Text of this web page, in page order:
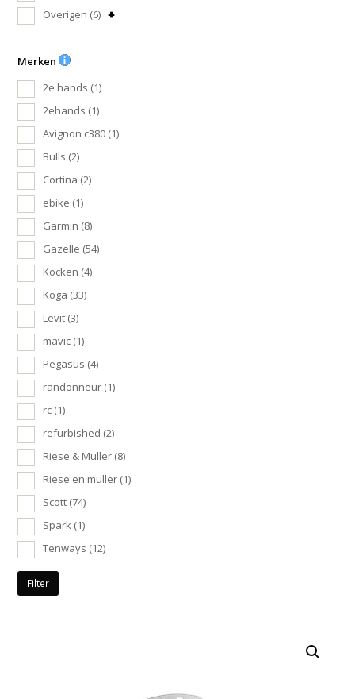
Overigen (6)
Merken
2e hands (1)
2ehands (1)
Avignon c380 (1)
Bulls (2)
Cortina (2)
ebike (1)
Garmin (8)
Gazelle (54)
Kocken (4)
Koga (33)
Levit (3)
mavic (1)
Pegasus (4)
randonneur (1)
rc (1)
refurbished (2)
Riese & Muller (8)
Riese en muller (1)
Scott (74)
Spark (1)
Tenways (12)
Filter